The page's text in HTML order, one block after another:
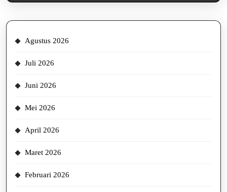
Agustus 2026
Juli 2026
Juni 2026
Mei 2026
April 2026
Maret 2026
Februari 2026